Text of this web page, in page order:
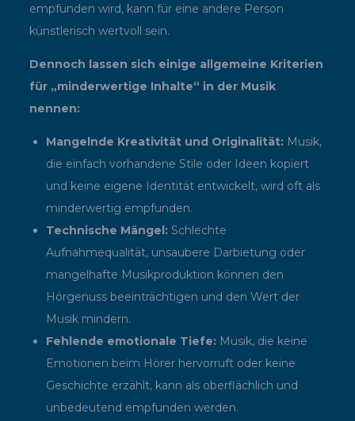
empfunden wird, kann für eine andere Person
künstlerisch wertvoll sein.
Dennoch lassen sich einige allgemeine Kriterien
für „minderwertige Inhalte“ in der Musik
nennen:
Mangelnde Kreativität und Originalität: Musik,
die einfach vorhandene Stile oder Ideen kopiert
und keine eigene Identität entwickelt, wird oft als
minderwertig empfunden.
Technische Mängel: Schlechte
Aufnahmequalität, unsaubere Darbietung oder
mangelhafte Musikproduktion können den
Hörgenuss beeinträchtigen und den Wert der
Musik mindern.
Fehlende emotionale Tiefe: Musik, die keine
Emotionen beim Hörer hervorruft oder keine
Geschichte erzählt, kann als oberflächlich und
unbedeutend empfunden werden.